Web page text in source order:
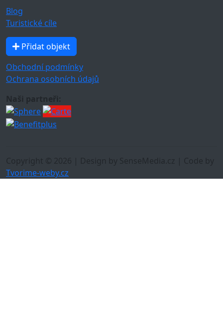
Blog
Turistické cíle
Přidat objekt
Obchodní podmínky
Ochrana osobních údajů
Naši partneři:
Copyright © 2026 | Design by SenseMedia.cz | Code by
Tvorime-weby.cz